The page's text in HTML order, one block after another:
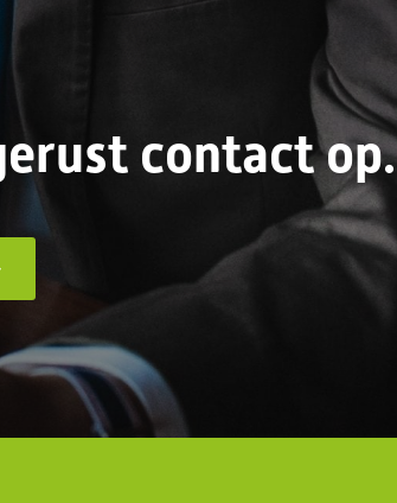
contact op.